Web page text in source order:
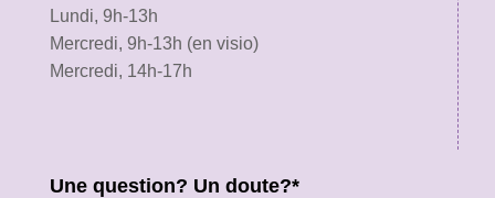
Lundi, 9h-13h
Mercredi, 9h-13h (en visio)
Mercredi, 14h-17h
Une question? Un doute?*